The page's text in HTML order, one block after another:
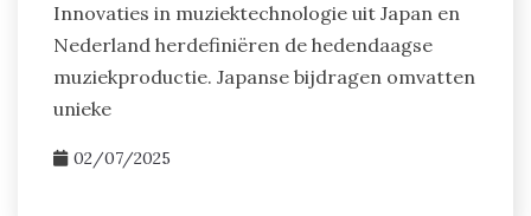
Innovaties in muziektechnologie uit Japan en
Nederland herdefiniëren de hedendaagse
muziekproductie. Japanse bijdragen omvatten
unieke
02/07/2025